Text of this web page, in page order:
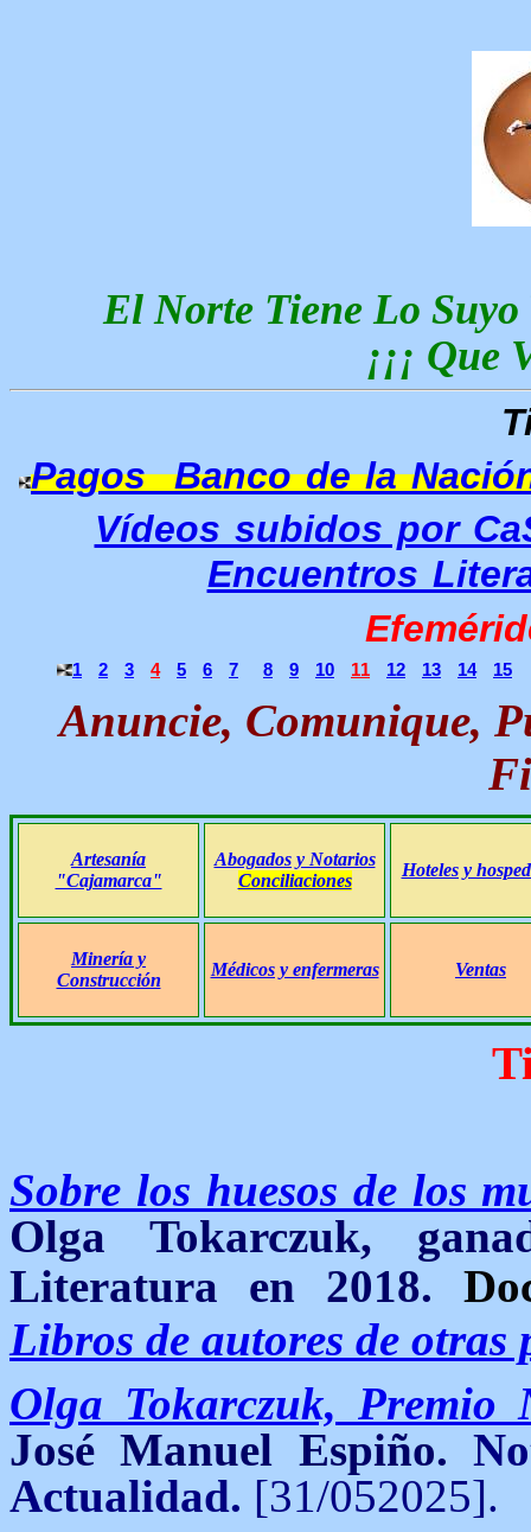
El Norte Tiene Lo
¡¡¡
Pagos Banco de la
Vídeos subidos por
Encuentros
1 2 3 4 5 6 7 8 9 10 11 12 13 14 15
Anuncie, Comunique,
Artesanía
"Cajamarca"
Abogados y Notarios
Conciliaciones
Hoteles y
Minería y
Construcción
Médicos y enfermeras Ventas
Sobre los huesos de los
Olga Tokarczuk,
Literatura en 2018.
Libros de autores de otras
Olga Tokarczuk, Premio
José Manuel Espiño.
Actualidad. [31/052025].